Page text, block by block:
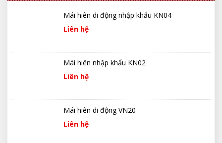
Mái hiên di động nhập khẩu KN04
Liên hệ
Mái hiên nhập khẩu KN02
Liên hệ
Mái hiên di động VN20
Liên hệ